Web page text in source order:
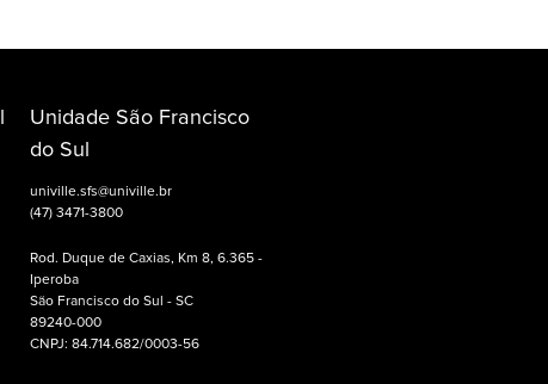
Unidade São Francisco
do Sul
univille.sfs@univille.br
(47) 3471-3800
Rod. Duque de Caxias, Km 8, 6.365 -
Iperoba
São Francisco do Sul - SC
89240-000
CNPJ: 84.714.682/0003-56